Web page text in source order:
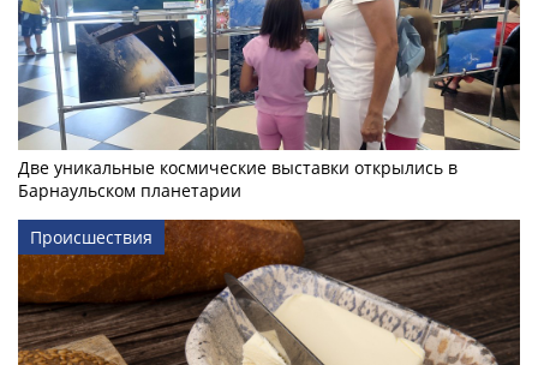
Две уникальные космические выставки открылись в
Барнаульском планетарии
Происшествия